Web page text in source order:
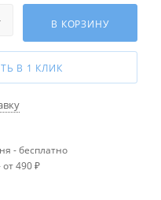
В КОРЗИНУ
В 1 КЛИК
- бесплатно
от 490 ₽